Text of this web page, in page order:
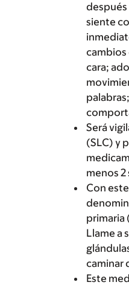
siente
cambios
cara;
Será
(SLC) y
menos
Con
primaria
Llame a
caminar
Este